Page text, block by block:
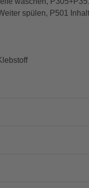
spülen, P501